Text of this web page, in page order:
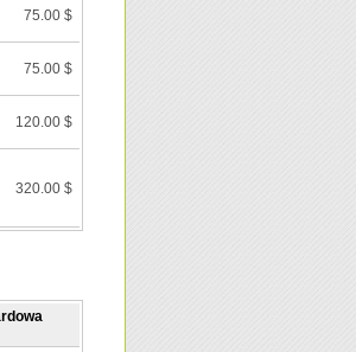
75.00 $
75.00 $
120.00 $
320.00 $